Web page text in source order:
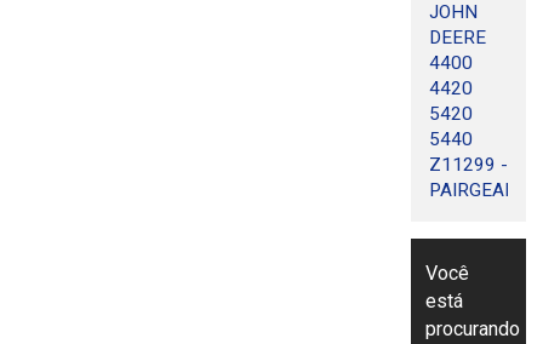
JOHN
DEERE
4400
4420
5420
5440
Z11299 -
PAIRGEARS
Você
está
procurando